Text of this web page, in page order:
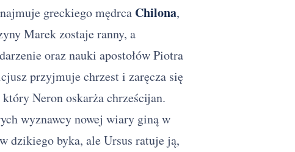
Quo vadis — najczęściej
zadawane pytania
greckiego mędrca Chilona,
Marek zostaje ranny, a
oraz nauki apostołów Piotra
przyjmuje chrzest i zaręcza się
Neron oskarża chrześcijan.
wyznawcy nowej wiary giną w
dzikiego byka, ale Ursus ratuje ją,